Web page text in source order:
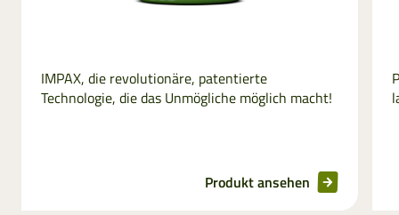
IMPAX, die revolutionäre, patentierte
Technologie, die das Unmögliche möglich macht!
Produkt ansehen